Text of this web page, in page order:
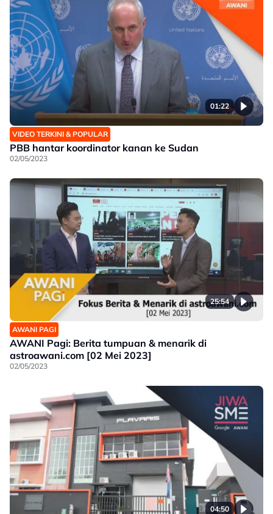
01:22
VIDEO TERKINI & POPULAR
PBB hantar koordinator kanan ke Sudan
02/05/2023
25:54
AWANI PAGI
AWANI Pagi: Berita tumpuan & menarik di
astroawani.com [02 Mei 2023]
02/05/2023
04:50